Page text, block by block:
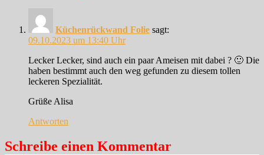
Küchenrückwand Folie sagt:
09.10.2023 um 13:40 Uhr
Lecker Lecker, sind auch ein paar Ameisen mit dabei ? 🙂 Die
haben bestimmt auch den weg gefunden zu diesem tollen
leckeren Spezialität.
Grüße Alisa
Antworten
Schreibe einen Kommentar